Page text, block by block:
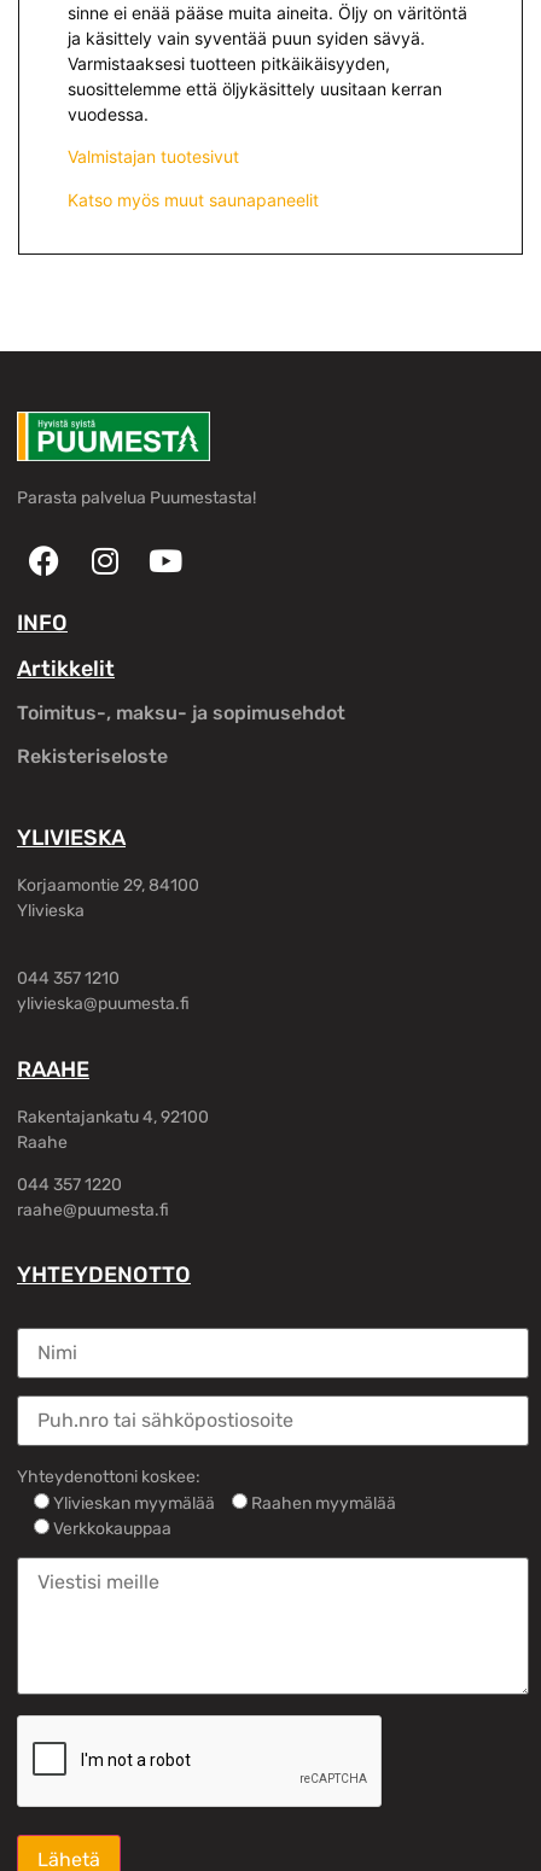
sinne ei enää pääse muita aineita. Öljy on väritöntä
ja käsittely vain syventää puun syiden sävyä.
Varmistaaksesi tuotteen pitkäikäisyyden,
suosittelemme että öljykäsittely uusitaan kerran
vuodessa.
Valmistajan tuotesivut
Katso myös muut saunapaneelit
Parasta palvelua Puumestasta!
INFO
Artikkelit
Toimitus-, maksu- ja sopimusehdot
Rekisteriseloste
YLIVIESKA
Korjaamontie 29, 84100
Ylivieska
044 357 1210
ylivieska@puumesta.fi
RAAHE
Rakentajankatu 4, 92100
Raahe
044 357 1220
raahe@puumesta.fi
YHTEYDENOTTO
Yhteydenottoni koskee:
Ylivieskan myymälää
Raahen myymälää
Verkkokauppaa